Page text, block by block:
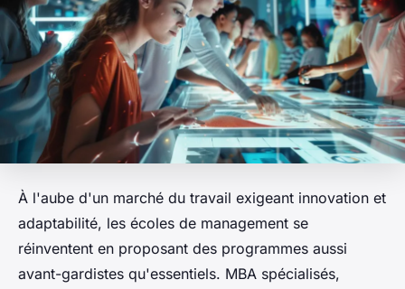
À l'aube d'un marché du travail exigeant innovation et
adaptabilité, les écoles de management se
réinventent en proposant des programmes aussi
avant-gardistes qu'essentiels. MBA spécialisés,